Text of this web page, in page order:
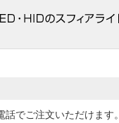
でご注文いただけます。